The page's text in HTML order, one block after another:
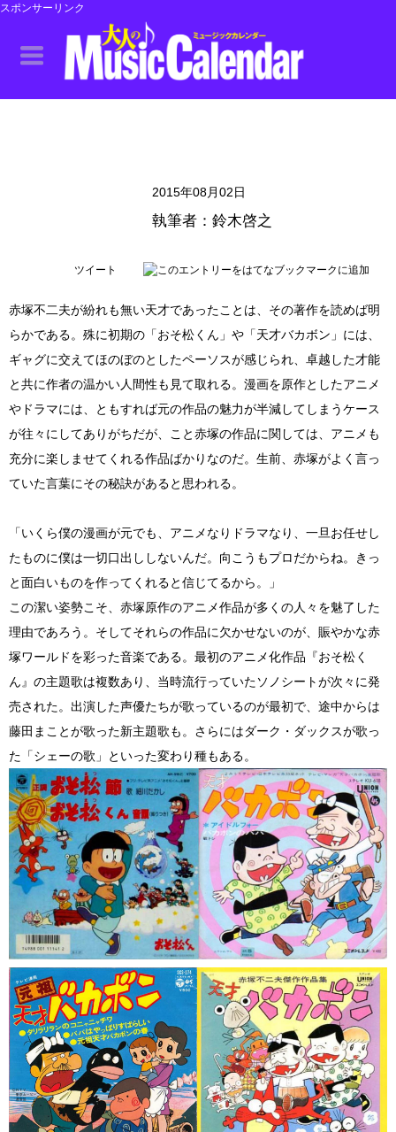
スポンサーリンク
2015年08月02日
執筆者：鈴木啓之
ツイート
赤塚不二夫が紛れも無い天才であったことは、その著作を読めば明
らかである。殊に初期の「おそ松くん」や「天才バカボン」には、
ギャグに交えてほのぼのとしたペーソスが感じられ、卓越した才能
と共に作者の温かい人間性も見て取れる。漫画を原作としたアニメ
やドラマには、ともすれば元の作品の魅力が半減してしまうケース
が往々にしてありがちだが、こと赤塚の作品に関しては、アニメも
充分に楽しませてくれる作品ばかりなのだ。生前、赤塚がよく言っ
ていた言葉にその秘訣があると思われる。
「いくら僕の漫画が元でも、アニメなりドラマなり、一旦お任せし
たものに僕は一切口出ししないんだ。向こうもプロだからね。きっ
と面白いものを作ってくれると信じてるから。」
この潔い姿勢こそ、赤塚原作のアニメ作品が多くの人々を魅了した
理由であろう。そしてそれらの作品に欠かせないのが、賑やかな赤
塚ワールドを彩った音楽である。最初のアニメ化作品『おそ松く
ん』の主題歌は複数あり、当時流行っていたソノシートが次々に発
売された。出演した声優たちが歌っているのが最初で、途中からは
藤田まことが歌った新主題歌も。さらにはダーク・ダックスが歌っ
た「シェーの歌」といった変わり種もある。